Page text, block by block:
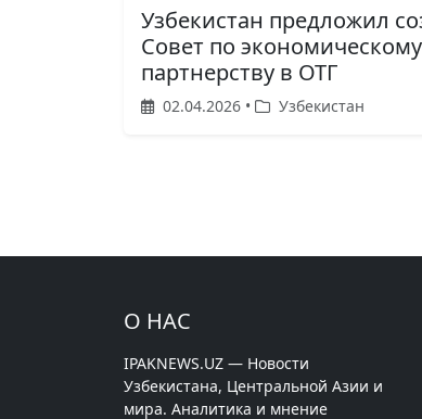
Узбекистан предложил
Совет по экономическому
партнерству в ОТГ
02.04.2026 • Узбекистан
О НАС
IPAKNEWS.UZ — Новости
Узбекистана, Центральной Азии и
мира. Аналитика и мнение